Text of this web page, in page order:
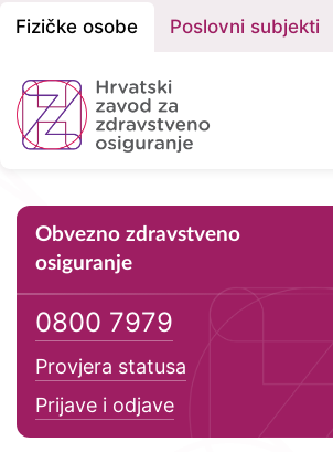
na
Fizičke
Poslovne
subjekte
Fizičke osobe Poslovni subjekti
Primarne usluge
Obvezno zdravstveno
osiguranje
0800 7979
Provjera statusa
Prijave i odjave